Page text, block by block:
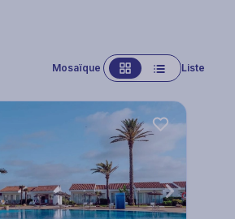
Mosaïque Liste